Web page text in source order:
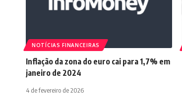
NOTÍCIAS FINANCEIRAS
Inflação da zona do euro cai para 1,7% em
janeiro de 2024
4 de fevereiro de 2026